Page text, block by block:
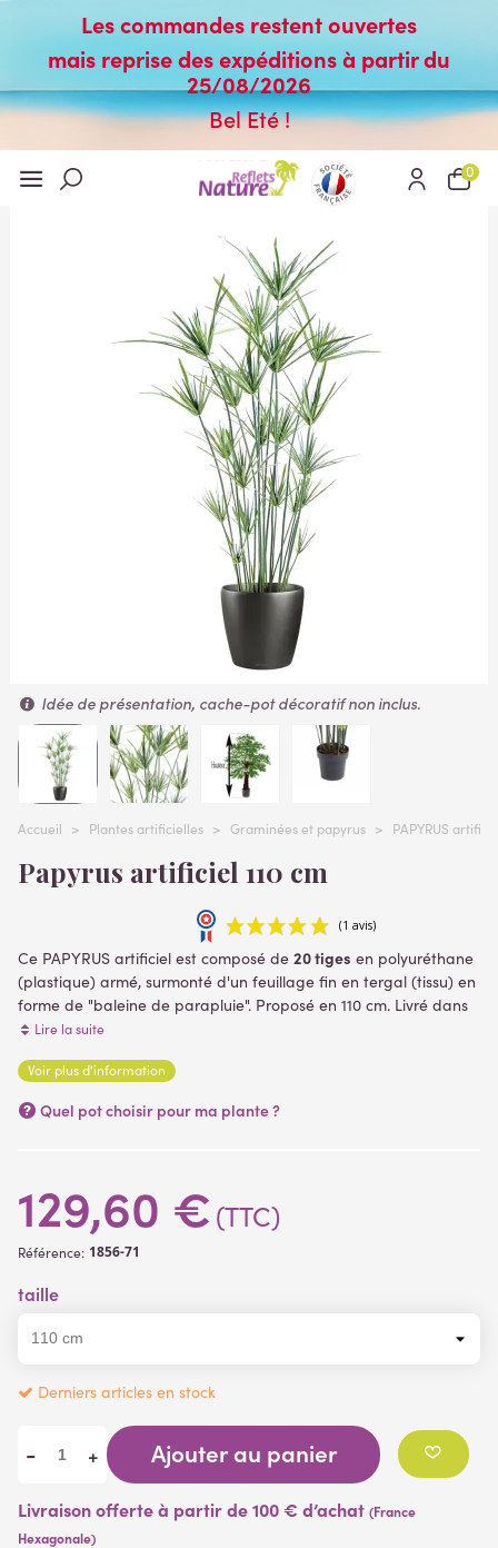
Les commandes restent ouvertes
mais reprise des expéditions à partir du
25/08/2026
Bel Eté !
0
Idée de présentation, cache-pot décoratif non inclus.
Accueil > Plantes artificielles > Graminées et papyrus > PAPYRUS
Papyrus artificiel 110 cm
Ce PAPYRUS artificiel est composé de 20 tiges en polyuréthane
(plastique) armé, surmonté d'un feuillage fin en tergal (tissu) en
forme de "baleine de parapluie". Proposé en 110 cm. Livré dans
un support plastique lesté ( plantes artificielles )
Lire la suite
Voir plus d'information
Quel pot choisir pour ma plante ?
129,60 € (TTC)
Référence: 1856-71
taille
Derniers articles en stock
- + Ajouter au panier
Livraison offerte à partir de 100 € d’achat (France
Hexagonale)